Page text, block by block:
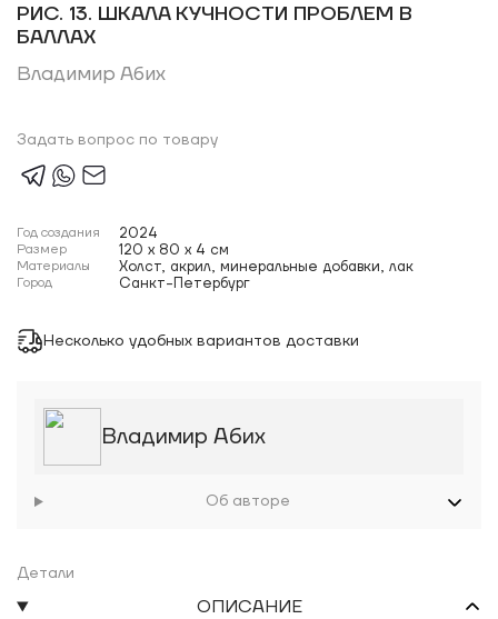
РИС. 13. ШКАЛА КУЧНОСТИ ПРОБЛЕМ В
БАЛЛАХ
Владимир Абих
Задать вопрос по товару
Год создания 2024
Размер 120 x 80 x 4 см
Материалы Холст, акрил, минеральные добавки, лак
Город Санкт-Петербург
Несколько удобных вариантов доставки
Владимир Абих
Об авторе
Детали
ОПИСАНИЕ